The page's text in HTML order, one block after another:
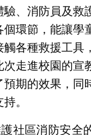
驗、消防員及救
個環節，能讓學
觸各種救援工具
次走進校園的宣
預期的效果，同
。
社區消防安全